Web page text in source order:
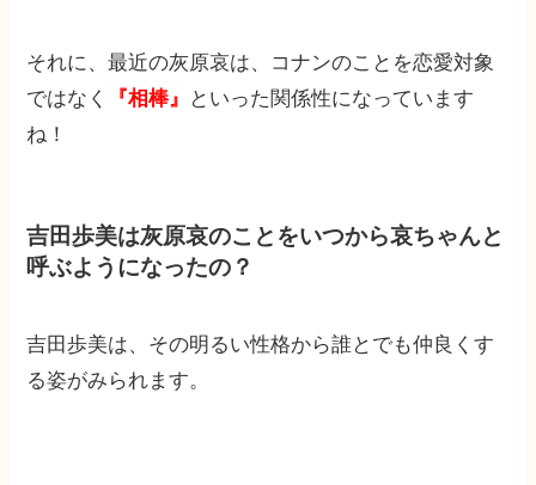
それに、最近の灰原哀は、コナンのことを恋愛対象
ではなく
『相棒』
といった関係性になっています
ね！
吉田歩美は灰原哀のことをいつから哀ちゃんと
呼ぶようになったの？
吉田歩美は、その明るい性格から誰とでも仲良くす
る姿がみられます。